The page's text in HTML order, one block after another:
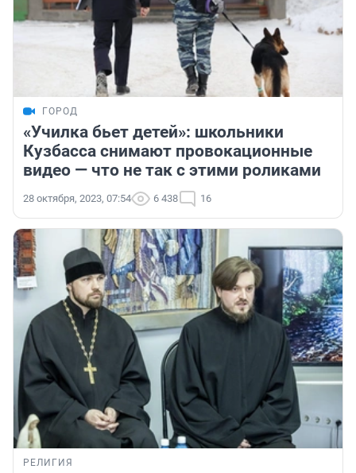
ГОРОД
«Училка бьет детей»: школьники
Кузбасса снимают провокационные
видео — что не так с этими роликами
28 октября, 2023, 07:54 6 438 16
РЕЛИГИЯ